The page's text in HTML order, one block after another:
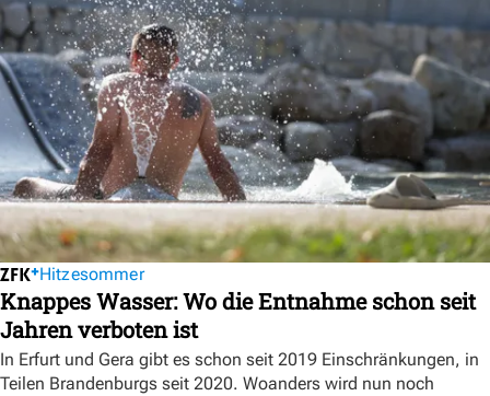
Hitzesommer
Knappes Wasser: Wo die Entnahme schon seit
Jahren verboten ist
In Erfurt und Gera gibt es schon seit 2019 Einschränkungen, in
Teilen Brandenburgs seit 2020. Woanders wird nun noch